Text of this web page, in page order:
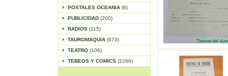
POSTALES OCEANIA (8)
PUBLICIDAD (200)
RADIOS (115)
TAUROMAQUIA (973)
TEATRO (106)
TEBEOS Y COMICS (2266)